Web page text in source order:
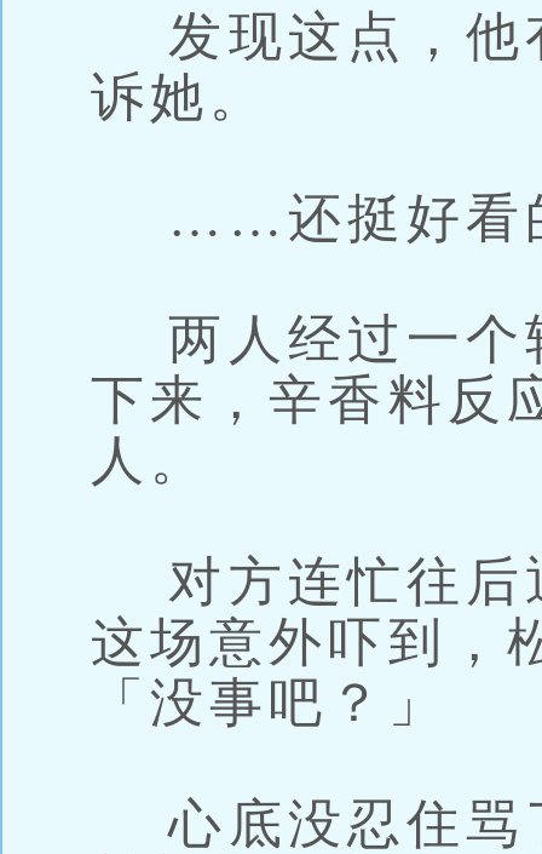
发现这点，他
诉她。
……还挺好看
两人经过一个
下来，辛香料反
人。
对方连忙往后
这场意外吓到，
「没事吧？」
心底没忍住骂